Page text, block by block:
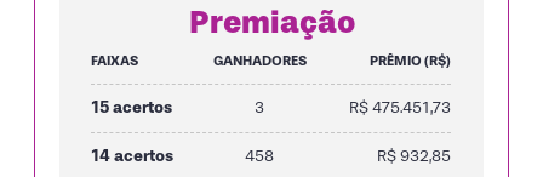
Premiação
FAIXAS GANHADORES PRÊMIO (R$)
15 acertos 3 R$ 475.451,73
14 acertos 458 R$ 932,85